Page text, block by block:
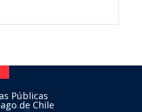
Públicas
de Chile